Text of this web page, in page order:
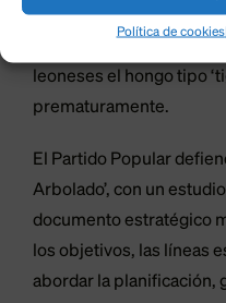
Política de cookies
del oídium, presentando
leoneses el hongo tipo
prematuramente.
El Partido Popular
Arbolado’, con un
documento estratégico
los objetivos, las líneas
abordar la planificación,